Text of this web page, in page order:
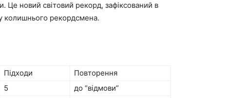
Це новий світовий рекорд, зафіксований в
колишнього рекордсмена.
Підходи
Повторення
5
до “відмови”